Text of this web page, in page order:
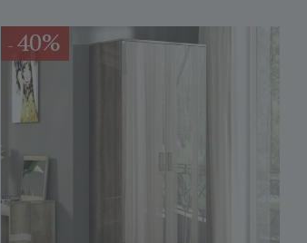
- 40%